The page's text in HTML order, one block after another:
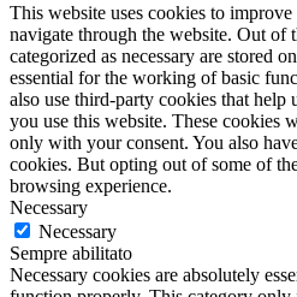
This website uses cookies to
navigate through the website. Out of
categorized as necessary are stored
essential for the working of basic
also use third-party cookies that help
you use this website. These cookies
only with your consent. You also
cookies. But opting out of some of
browsing experience.
Necessary
Necessary
Sempre abilitato
Necessary cookies are absolutely